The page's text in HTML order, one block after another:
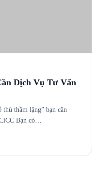
Dịch Vụ Tư Vấn
thầm lặng” bạn cần
Bạn có…